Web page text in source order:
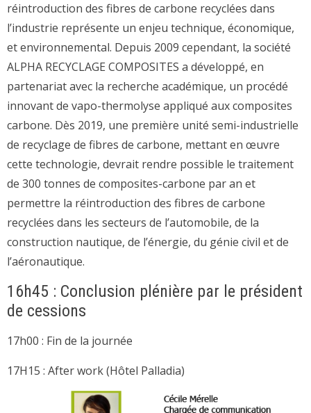
réintroduction des fibres de carbone recyclées dans
l’industrie représente un enjeu technique, économique,
et environnemental. Depuis 2009 cependant, la société
ALPHA RECYCLAGE COMPOSITES a développé, en
partenariat avec la recherche académique, un procédé
innovant de vapo-thermolyse appliqué aux composites
carbone. Dès 2019, une première unité semi-industrielle
de recyclage de fibres de carbone, mettant en œuvre
cette technologie, devrait rendre possible le traitement
de 300 tonnes de composites-carbone par an et
permettre la réintroduction des fibres de carbone
recyclées dans les secteurs de l’automobile, de la
construction nautique, de l’énergie, du génie civil et de
l’aéronautique.
16h45 : Conclusion plénière par le président
de cessions
17h00 : Fin de la journée
17H15 : After work (Hôtel Palladia)